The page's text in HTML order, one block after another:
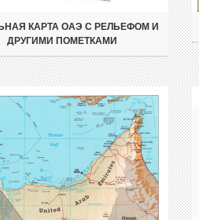
КАРТА ОАЭ С РЕЛЬЕФОМ И
ДРУГИМИ ПОМЕТКАМИ